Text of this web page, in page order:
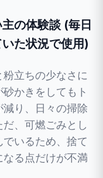
の体験談 (毎日
た状況で使用)
立ちの少なさに
かきをしてもト
り、日々の掃除
、可燃ごみとし
いるため、捨て
る点だけが不満